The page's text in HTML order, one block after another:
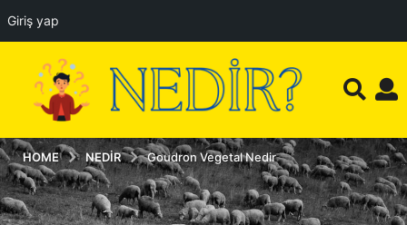
Giriş yap
HOME NEDIR Goudron Vegetal Nedir